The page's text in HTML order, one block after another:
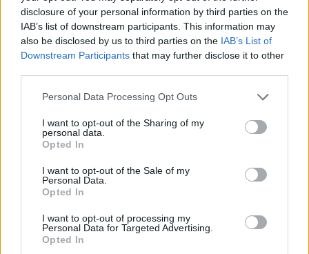
disclosure of your personal information by third parties on the
IAB’s list of downstream participants. This information may
also be disclosed by us to third parties on the IAB’s List of
Downstream Participants that may further disclose it to other
Please note that this website/app uses one or more Google
not limited to your visit or usage behaviour. You may click to
grant or deny consent to Google and its third-party tags to
use your data for below specified purposes in below Google
consent section.
Personal Data Processing Opt Outs
I want to opt-out of the Sharing of my
personal data.
Opted In
I want to opt-out of the Sale of my
Personal Data.
Opted In
I want to opt-out of processing my
Personal Data for Targeted Advertising.
Opted In
Δίχρωμο πουκάμισο: Η Monica Barbaro μας
δείχνει πως μπορεί να κάνει το office chic στιλ
πιο σύγχρονο από ποτέ